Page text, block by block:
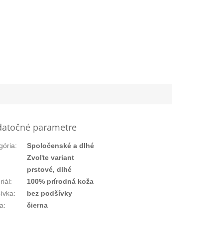
parametre
:
Spoločenské a dlhé
Zvoľte variant
prstové, dlhé
:
100% prírodná koža
:
bez podšívky
: čierna